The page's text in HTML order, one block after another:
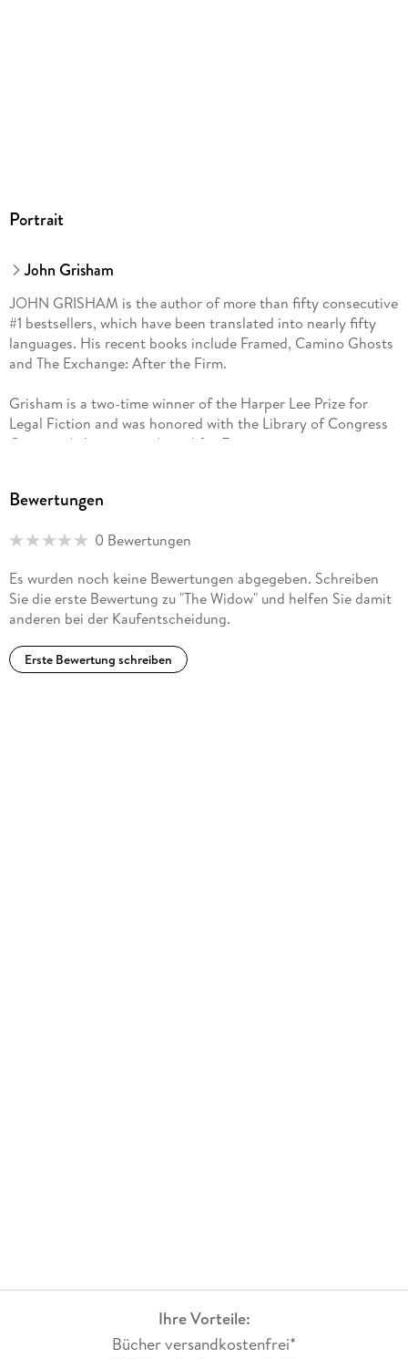
Portrait
John Grisham
JOHN GRISHAM is the author of more than fifty consecutive
#1 bestsellers, which have been translated into nearly fifty
languages. His recent books include Framed, Camino Ghosts
and The Exchange: After the Firm.
Grisham is a two-time winner of the Harper Lee Prize for
Legal Fiction and was honored with the Library of Congress
Creative Achievement Award for Fiction.
directors of the Innocence Project and of Centurion
exonerating those who have been wrongfully convicted.
criminal justice system.
John lives on a farm in central Virginia.
Bewertungen
0 Bewertungen
Es wurden noch keine Bewertungen abgegeben. Schreiben
Sie die erste Bewertung zu "The Widow" und helfen Sie damit
anderen bei der Kaufentscheidung.
Erste Bewertung schreiben
Ihre Vorteile:
Bücher versandkostenfrei*